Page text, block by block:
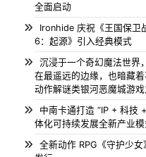
全面启动
Ironhide 庆祝《王国保卫
6：起源》引入经典模式
沉浸于一个奇幻魔法世界
在最遥远的边缘，也暗藏
动作解谜类银河恶魔城游戏
中南卡通打造 “IP + 科技
体化可持续发展全新产业
全新动作 RPG《守护少